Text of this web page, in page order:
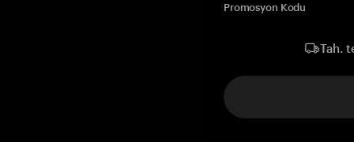
Promosyon Kodu
Tah.